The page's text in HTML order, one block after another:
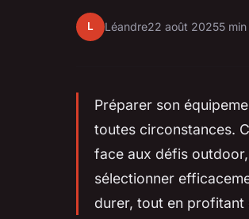
L Léandre22 août 20255
Préparer son
toutes circonstances.
face aux défis
sélectionner
durer, tout en profitant